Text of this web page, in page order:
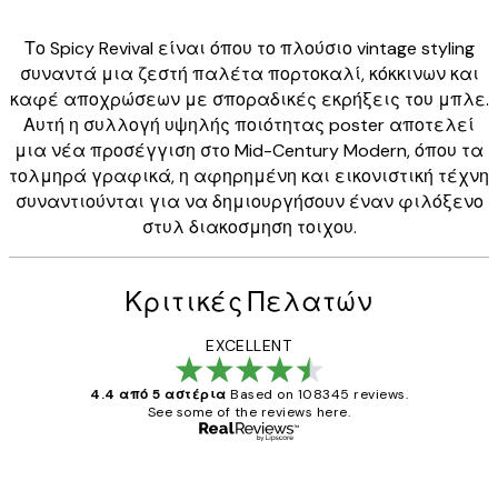
Το Spicy Revival είναι όπου το πλούσιο vintage styling
συναντά μια ζεστή παλέτα πορτοκαλί, κόκκινων και
καφέ αποχρώσεων με σποραδικές εκρήξεις του μπλε.
Αυτή η συλλογή υψηλής ποιότητας poster αποτελεί
μια νέα προσέγγιση στο Mid-Century Modern, όπου τα
τολμηρά γραφικά, η αφηρημένη και εικονιστική τέχνη
συναντιούνται για να δημιουργήσουν έναν φιλόξενο
στυλ διακοσμηση τοιχου.
Κριτικές Πελατών
EXCELLENT
4.4 από 5 αστέρια Based on 108345 reviews.
See some of the reviews here.